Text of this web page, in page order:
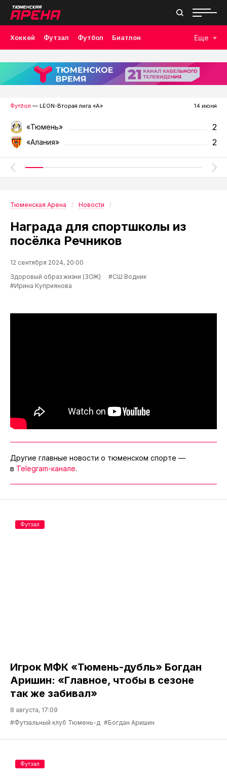
Хоккей Футзал Футбол Биатлон
Лыжные гонки Волейбол Плавание Дзюдо
Скалолазание Велоспорт Бокс
Еще
Футбол — LEON-Вторая лига «А» 14 июня
«Тюмень» 2
«Алания» 2
Тюменская Арена Новости
Награда для спортшколы из
посёлка Речников
12 сентября 2024, 20:00
Здоровый образ жизни (ЗОЖ)
#СШ Водник
#Ирина Куприянова
Другие главные новости о тюменском спорте —
в Telegram-канале.
Игрок МФК «Тюмень-дубль» Богдан
Аришин: «Главное, чтобы в сезоне
так же забивал»
8 августа, 17:09
#Футзальный клуб Тюмень-д #Богдан Аришин
Футзал
Футзал